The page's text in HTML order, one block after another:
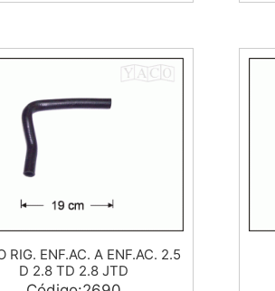
RIG. ENF.AC. A ENF.AC. 2.5
D 2.8 TD 2.8 JTD